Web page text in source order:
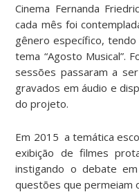
Cinema Fernanda
cada mês foi
gênero específico,
tema “Agosto Musical”.
sessões passaram a
gravados em áudio e
do projeto.
Em 2015 a temática
exibição de filmes
instigando o debate
questões que permeiam